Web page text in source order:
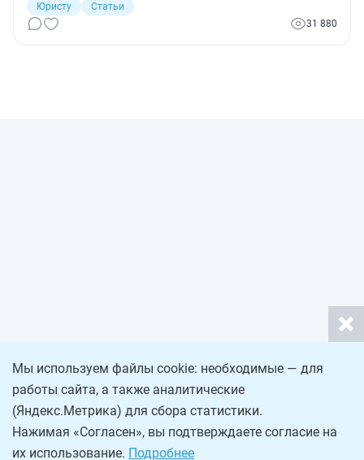
Юристу
Статьи
31 880
Мы используем файлы cookie: необходимые — для
работы сайта, а также аналитические
(Яндекс.Метрика) для сбора статистики.
Нажимая «Согласен», вы подтверждаете согласие на
их использование. Подробнее